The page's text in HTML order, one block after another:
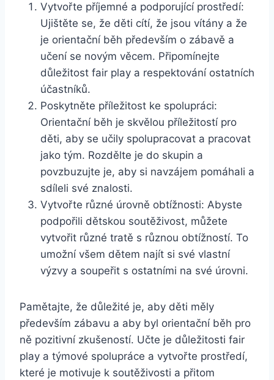
Vytvořte příjemné a podporující prostředí:
Ujištěte se, že děti cítí, že jsou vítány a že
je orientační běh především o zábavě a
učení se novým věcem. Připomínejte
důležitost fair play a respektování ostatních
účastníků.
Poskytněte příležitost ke spolupráci:
Orientační běh je skvělou příležitostí pro
děti, aby se učily spolupracovat a pracovat
jako tým. Rozdělte je do skupin a
povzbuzujte je, aby si navzájem pomáhali a
sdíleli své znalosti.
Vytvořte různé úrovně obtížnosti: Abyste
podpořili dětskou soutěživost, můžete
vytvořit různé tratě s různou obtížností. To
umožní všem dětem najít si své vlastní
výzvy a soupeřit s ostatními na své úrovni.
Pamětajte, že důležité je, aby děti měly
především zábavu a aby byl orientační běh pro
ně pozitivní zkušeností. Učte je důležitosti fair
play a týmové spolupráce a vytvořte prostředí,
které je motivuje k soutěživosti a přitom